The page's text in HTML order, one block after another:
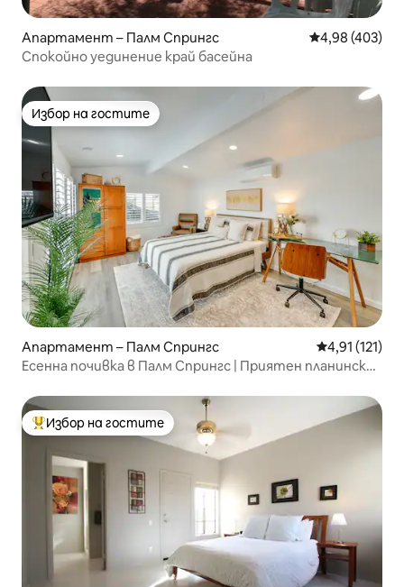
Апартамент – Палм Спрингс Средна
4,98 (403)
Спокойно уединение край басейна
Избор на гостите
Избор на гостите
Апартамент – Палм Спрингс Средна
4,91 (121)
Есенна почивка в Палм Спрингс | Приятен планински
Най-популярен избор на гостите
Избор на гостите